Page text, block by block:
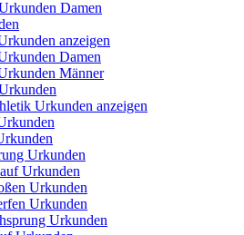
Damen
anzeigen
Damen
Männer
Urkunden anzeigen
Urkunden
Urkunden
Urkunden
Urkunden
Urkunden